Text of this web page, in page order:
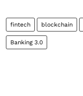
fintech blockchain
Banking 3.0